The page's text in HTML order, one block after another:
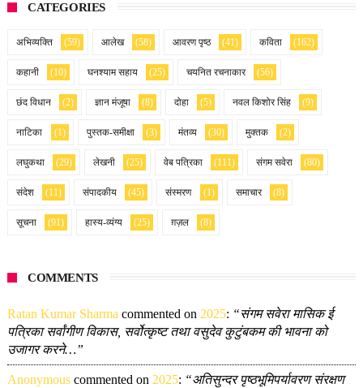
CATEGORIES
अभिव्यक्ति (59) आलेख (58) आवरण पृष्ठ (41) कविता (162)
कहानी (10) घनश्याम सहाय (25) चयनित रचनाकार (56)
छंद विधान (2) ज्ञान मंजूषा (8) दोहा (5) नवल किशोर सिंह (9)
नाटिका (1) पुस्तक-समीक्षा (3) मंतव्य (30) मुक्तक (2)
लघुकथा (29) लेखनी (25) वेब पत्रिका (111) संगम सवेरा (80)
संदेश (11) संपादकीय (45) संस्मरण (1) समाचार (8)
सूचना (91) हास्य-व्यंग्य (25) ग़ज़ल (8)
COMMENTS
Ratan Kumar Sharma commented on 2025: “संगम सवेरा मासिक ई
पत्रिका सर्वांगीण विकास, सर्वोत्कृष्ट तथा वसुदेव कुटुंबकम की भावना को
उजागर करने…”
Anonymouscommented on 2025: “अतिसुन्दर पृष्ठभूमिपर्यावरण संरक्षण